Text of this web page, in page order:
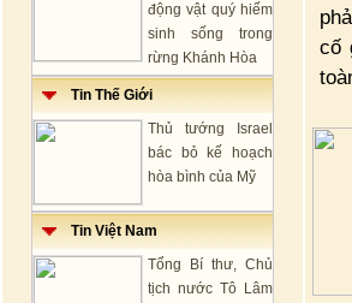
động vật quý hiếm
sinh sống trong
rừng Khánh Hòa
Tin Thế Giới
Thủ tướng Israel
bác bỏ kế hoạch
hòa bình của Mỹ
Tin Việt Nam
Tổng Bí thư, Chủ
tịch nước Tô Lâm
cố